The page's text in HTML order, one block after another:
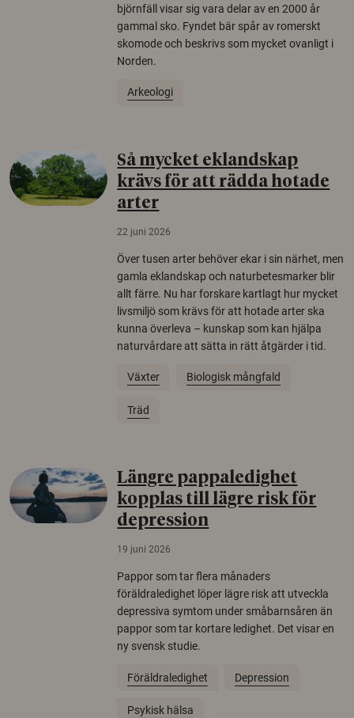
björnfäll visar sig vara delar av en 2000 år
gammal sko. Fyndet bär spår av romerskt
skomode och beskrivs som mycket ovanligt i
Norden.
Arkeologi
Så mycket eklandskap
krävs för att rädda hotade
arter
22 juni 2026
Över tusen arter behöver ekar i sin närhet, men
gamla eklandskap och naturbetesmarker blir
allt färre. Nu har forskare kartlagt hur mycket
livsmiljö som krävs för att hotade arter ska
kunna överleva – kunskap som kan hjälpa
naturvårdare att sätta in rätt åtgärder i tid.
Växter Biologisk mångfald
Träd
Längre pappaledighet
kopplas till lägre risk för
depression
19 juni 2026
Pappor som tar flera månaders
föräldraledighet löper lägre risk att utveckla
depressiva symtom under småbarnsåren än
pappor som tar kortare ledighet. Det visar en
ny svensk studie.
Föräldraledighet Depression
Psykisk hälsa